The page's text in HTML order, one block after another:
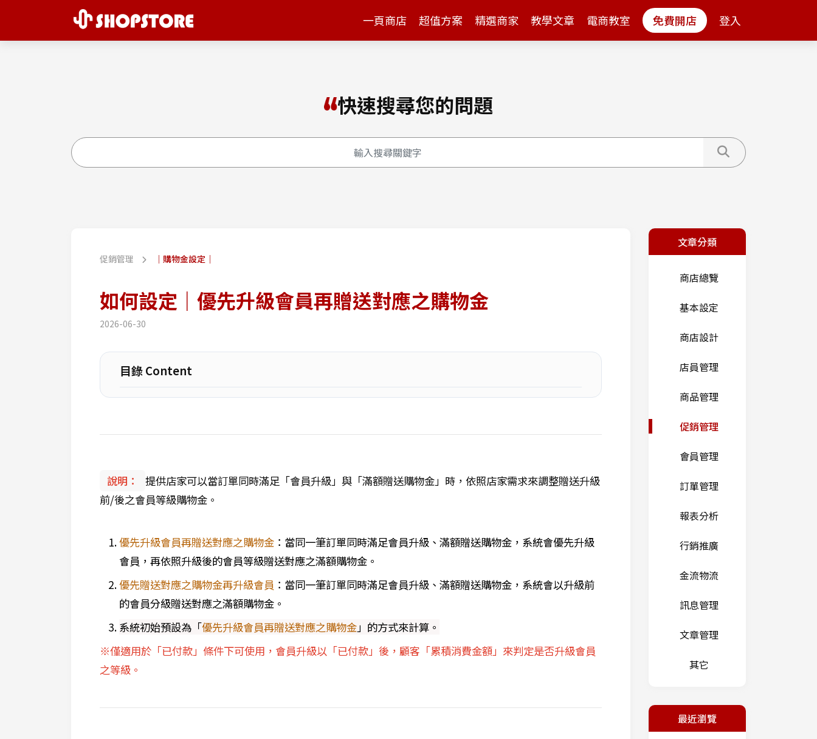
一頁商店 超值方案 精選商家 教學文章 電商教室 免費開店 登入
快速搜尋您的問題
促銷管理 ｜購物金設定｜
如何設定｜優先升級會員再贈送對應之購物金
2026-06-30
目錄 Content
說明：
提供店家可以當訂單同時滿足「會員升級」與「滿額贈送購物金」時，依照店家需求來調整贈送升級
前/後之會員等級購物金。
優先升級會員再贈送對應之購物金 ： 當同一筆訂單同時滿足會員升級、滿額贈送購物金，系統會優先升級
會員，再依照升級後的會員等級贈送對應之滿額購物金。
優先贈送對應之購物金再升級會員 ： 當同一筆訂單同時滿足會員升級、滿額贈送購物金，系統會以升級前
的會員分級贈送對應之滿額購物金。
系統初始預設為「優先升級會員再贈送對應之購物金」的方式來計算。
※僅適用於「已付款」條件下可使用，會員升級以「已付款」後，顧客「累積消費金額」來判定是否升級會員
之等級。
文章分類
商店總覽
基本設定
商店設計
店員管理
商品管理
促銷管理
會員管理
訂單管理
報表分析
行銷推廣
金流物流
訊息管理
文章管理
其它
最近瀏覽